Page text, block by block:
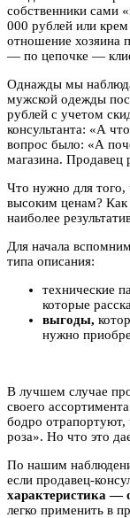
собственники сами
000 рублей или
отношение хозяина
— по цепочке —
Однажды мы
мужской одежды
рублей с учетом
консультанта: «А
вопрос было: «А
магазина. Продавец
Что нужно для того,
высоким ценам?
наиболее
Для начала
типа описания:
технические
которые
выгоды,
нужно
В лучшем случае
своего
бодро
роза». Но что это
По нашим
если продавец-
характеристика —
легко применить в